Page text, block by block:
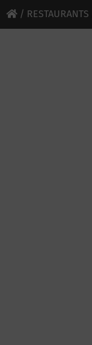
/ RESTAURANTS